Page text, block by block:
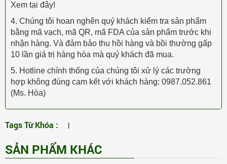
Xem tại đây!
4. Chúng tôi hoan nghên quý khách kiểm tra sản phẩm
bằng mã vạch, mã QR, mã FDA của sản phẩm trước khi
nhận hàng. Và đảm bảo thu hồi hàng và bồi thường gấp
10 lần giá trị hàng hóa mà quý khách đã mua.
5. Hotline chính thống của chúng tôi xử lý các trường
hợp không đúng cam kết với khách hàng: 0987.052.861
(Ms. Hòa)
Tags Từ Khóa : |
SẢN PHẨM KHÁC